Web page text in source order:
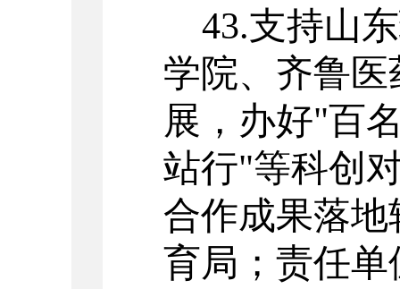
43.支持山
学院、齐鲁
展，办好"百
站行"等科创
合作成果落地
育局；责任